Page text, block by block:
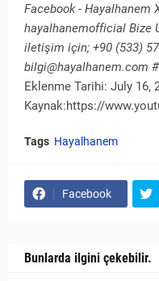
Facebook - Hayalhanem
hayalhanemofficial Bize
iletişim için; +90 (533)
bilgi@hayalhanem.com
Eklenme Tarihi: July 16,
Kaynak:https://
Tags Hayalhanem
Facebook
Bunlarda ilgini çekebilir.